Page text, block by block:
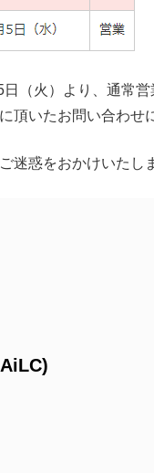
（火）より、通常営
頂いたお問い合わせ
迷惑をおかけいたし